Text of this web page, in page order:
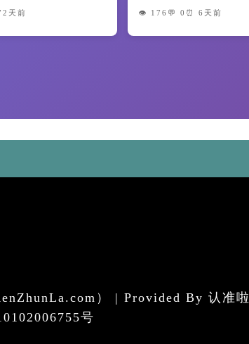
天前 👁️ 176 💬 0 ⏰ 6天前
） | Provided By 认准啦
号